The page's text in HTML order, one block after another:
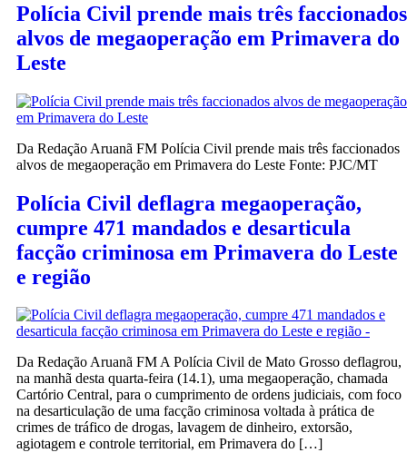
Polícia Civil prende mais três faccionados
alvos de megaoperação em Primavera do
Leste
Da Redação Aruanã FM Polícia Civil prende mais três faccionados
alvos de megaoperação em Primavera do Leste Fonte: PJC/MT
Polícia Civil deflagra megaoperação,
cumpre 471 mandados e desarticula
facção criminosa em Primavera do Leste
e região
Da Redação Aruanã FM A Polícia Civil de Mato Grosso deflagrou,
na manhã desta quarta-feira (14.1), uma megaoperação, chamada
Cartório Central, para o cumprimento de ordens judiciais, com foco
na desarticulação de uma facção criminosa voltada à prática de
crimes de tráfico de drogas, lavagem de dinheiro, extorsão,
agiotagem e controle territorial, em Primavera do […]